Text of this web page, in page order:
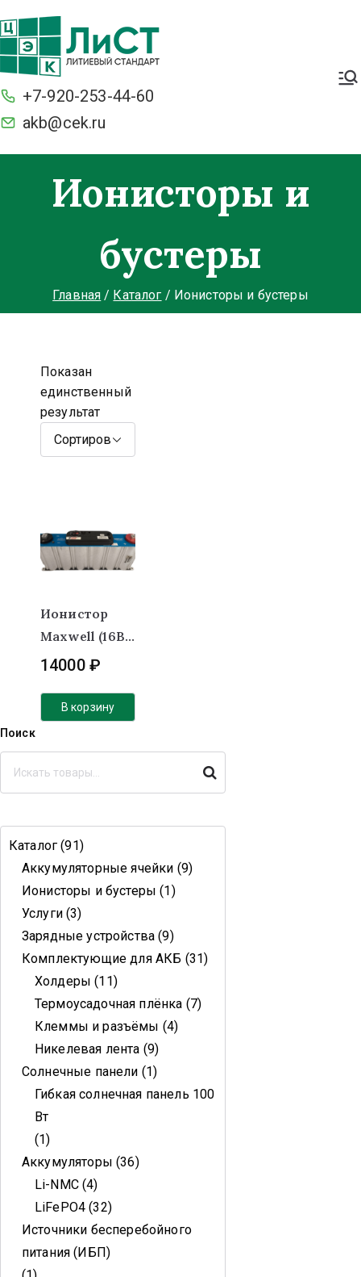
+7-920-253-44-60
akb@cek.ru
Ионисторы и
бустеры
Главная Каталог Ионисторы и бустеры
Показан
единственный
результат
Ионистор
Maxwell (16В,
500F)
Алюминиевы
й Корпус
14000 ₽
В корзину
Поиск
Поиск
Каталог 91
Аккумуляторные ячейки 9
Ионисторы и бустеры 1
Услуги 3
Зарядные устройства 9
Комплектующие для АКБ 31
Холдеры 11
Термоусадочная плёнка 7
Клеммы и разъёмы 4
Никелевая лента 9
Солнечные панели 1
Гибкая солнечная панель 100
Вт
1
Аккумуляторы 36
Li-NMC 4
LiFePO4 32
Источники бесперебойного
питания (ИБП)